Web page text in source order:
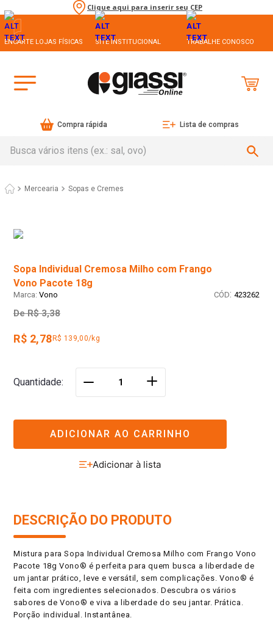
Clique aqui para inserir seu CEP
ENCARTE LOJAS FÍSICAS SITE INSTITUCIONAL TRABALHE CONOSCO
Compra rápida Lista de compras
Mercearia Sopas e Cremes
Sopa Individual Cremosa Milho com Frango
Vono Pacote 18g
Vono : 423262
De R$ 3,38
R$ 2,78 R$ 139,00/kg
Quantidade ＋
ADICIONAR AO CARRINHO
DESCRIÇÃO DO PRODUTO
Mistura para Sopa Individual Cremosa Milho com Frango Vono
Pacote 18g Vono® é perfeita para quem busca a liberdade de
um jantar prático, leve e versátil, sem complicações. Vono® é
feita com ingredientes selecionados. Descubra os vários
sabores de Vono® e viva a liberdade do seu jantar. Prática.
Porção individual. Instantânea.